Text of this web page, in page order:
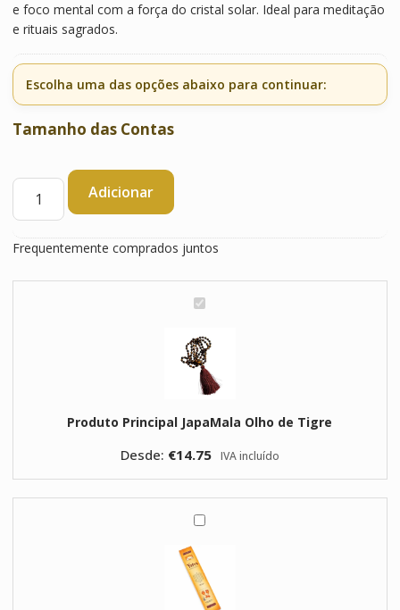
e foco mental com a força do cristal solar. Ideal para meditação
e rituais sagrados.
Escolha uma das opções abaixo para continuar:
Tamanho das Contas
Quantidade
JapaMala
Olho
Tigre
Adicionar
Frequentemente comprados juntos
J
p
a
M
l
O
l
h
o
e
T
i
Produto Principal JapaMala Olho de Tigre
Desde: €14.75 IVA incluído
I
c
e
n